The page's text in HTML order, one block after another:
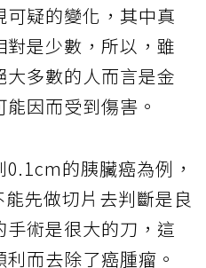
疑的變化，其中真
是少數，所以，雖
多數的人而言是金
因而受到傷害。
的胰臟癌為例，
先做切片去判斷是良
術是很大的刀，這
而去除了癌腫瘤。